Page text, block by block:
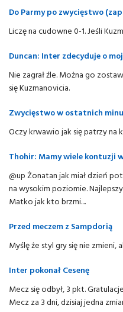
Do Parmy po zwycięstwo
Liczę na cudowne 0-1. Jeśli
Duncan: Inter zdecyduje o
Nie zagrał źle. Można go
się Kuzmanovicia.
Zwycięstwo w ostatnich
Oczy krwawio jak się patrzy na
Thohir: Mamy wiele kontuzji
@up Żonatan jak miał dzień
na wysokim poziomie.
Matko jak kto brzmi....
Przed meczem z Sampdorią
Myślę że styl gry się nie zmieni,
Inter pokonał Cesenę
Mecz się odbył, 3 pkt.
Mecz za 3 dni, dzisiaj jedna